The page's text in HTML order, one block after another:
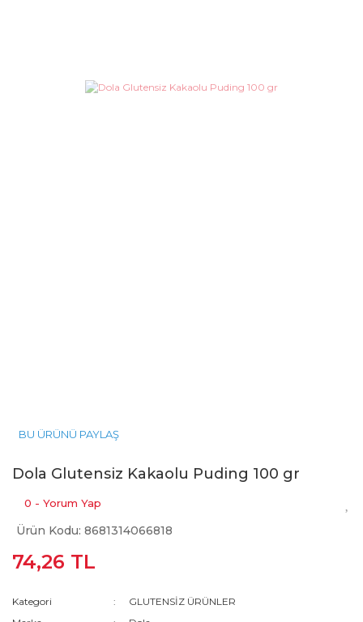
BU ÜRÜNÜ PAYLAŞ
Dola Glutensiz Kakaolu Puding 100 gr
0 - Yorum Yap
Ürün Kodu: 8681314066818
74,26 TL
Kategori
GLUTENSİZ ÜRÜNLER